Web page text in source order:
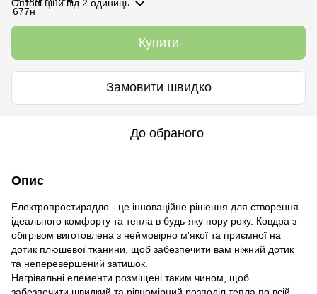
Оптові цінивід 2 одиниць
Купити
Замовити швидко
До обраного
Опис
Електропростирадло - це інноваційне рішення для створення
ідеального комфорту та тепла в будь-яку пору року. Ковдра з
обігрівом виготовлена ​​з неймовірно м'якої та приємної на
дотик плюшевої тканини, щоб забезпечити вам ніжний дотик
та неперевершений затишок.
Нагрівальні елементи розміщені таким чином, щоб
забезпечити швидкий та рівномірний розподіл тепла по всій